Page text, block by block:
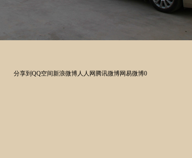
分享到QQ空间新浪微博 人人网腾讯微博网易微博0